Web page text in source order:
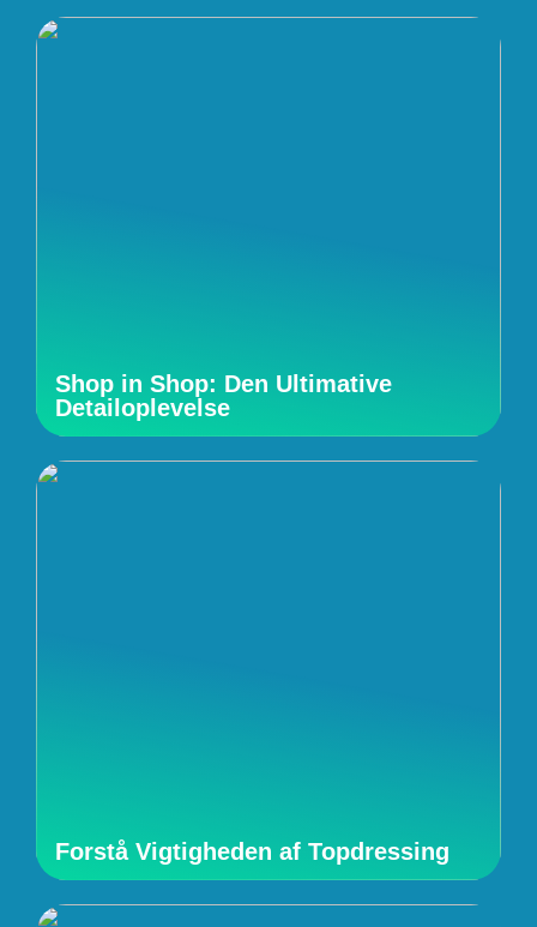
Shop in Shop: Den Ultimative
Detailoplevelse
Forstå Vigtigheden af Topdressing